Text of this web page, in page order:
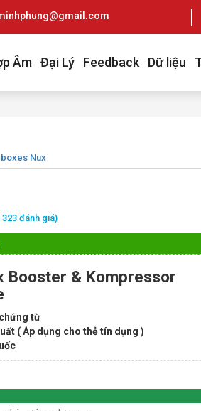
Âm Đại Lý Feedback Dữ liệu
Nux
323 đánh giá)
Booster & Kompressor
từ
( Áp dụng cho thẻ tín dụng )